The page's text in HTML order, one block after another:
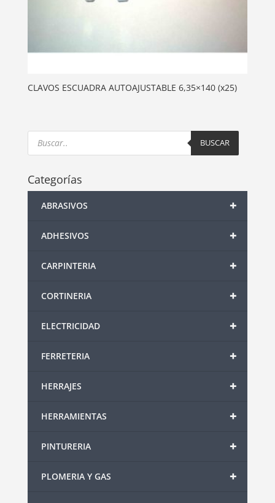
CLAVOS ESCUADRA AUTOAJUSTABLE 6,35×140 (x25)
Products
search BUSCAR
Categorías
+
ABRASIVOS
+
ADHESIVOS
+
CARPINTERIA
+
CORTINERIA
+
ELECTRICIDAD
+
FERRETERIA
+
HERRAJES
+
HERRAMIENTAS
+
PINTURERIA
+
PLOMERIA Y GAS